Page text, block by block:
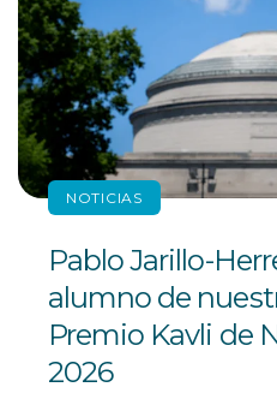
NOTICIAS
Pablo Jarillo-
alumno de
Premio Kavli de
2026